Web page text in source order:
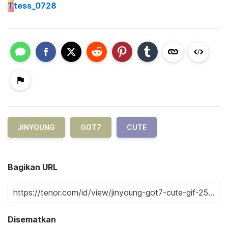
Ttess_0728
JINYOUNG GOT7 CUTE
Bagikan URL
Disematkan